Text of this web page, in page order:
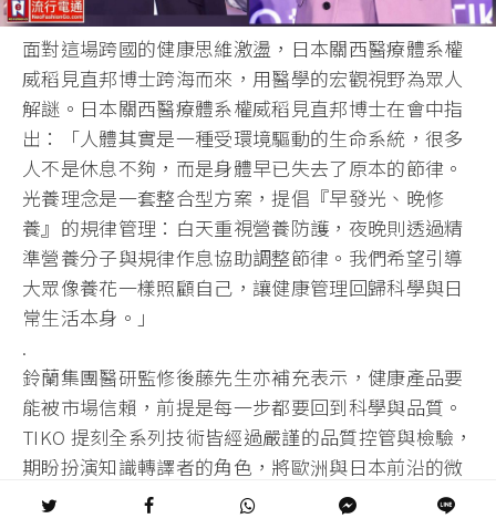
面對這場跨國的健康思維激盪，日本關西醫療體系權
威稻見直邦博士跨海而來，用醫學的宏觀視野為眾人
解謎。日本關西醫療體系權威稻見直邦博士在會中指
出：「人體其實是一種受環境驅動的生命系統，很多
人不是休息不夠，而是身體早已失去了原本的節律。
光養理念是一套整合型方案，提倡『早發光、晚修
養』的規律管理：白天重視營養防護，夜晚則透過精
準營養分子與規律作息協助調整節律。我們希望引導
大眾像養花一樣照顧自己，讓健康管理回歸科學與日
常生活本身。」
.
鈴蘭集團醫研監修後藤先生亦補充表示，健康產品要
能被市場信賴，前提是每一步都要回到科學與品質。
TIKO 提刻全系列技術皆經過嚴謹的品質控管與檢驗，
期盼扮演知識轉譯者的角色，將歐洲與日本前沿的微
生態與營養研究成果，轉化為台灣民眾能長期信賴的